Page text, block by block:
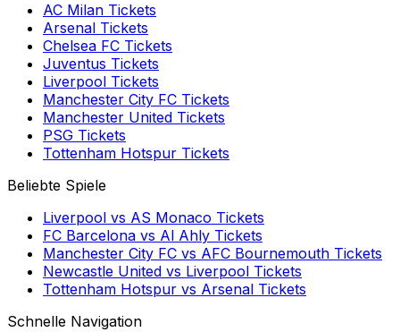
AC Milan Tickets
Arsenal Tickets
Chelsea FC Tickets
Juventus Tickets
Liverpool Tickets
Manchester City FC Tickets
Manchester United Tickets
PSG Tickets
Tottenham Hotspur Tickets
Beliebte Spiele
Liverpool vs AS Monaco Tickets
FC Barcelona vs Al Ahly Tickets
Manchester City FC vs AFC Bournemouth Tickets
Newcastle United vs Liverpool Tickets
Tottenham Hotspur vs Arsenal Tickets
Schnelle Navigation